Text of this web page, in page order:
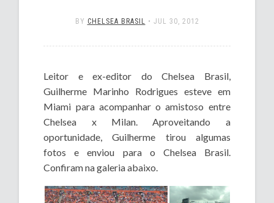
BY CHELSEA BRASIL • JUL 30, 2012
Leitor e ex-editor do Chelsea Brasil,
Guilherme Marinho Rodrigues esteve em
Miami para acompanhar o amistoso entre
Chelsea x Milan. Aproveitando a
oportunidade, Guilherme tirou algumas
fotos e enviou para o Chelsea Brasil.
Confiram na galeria abaixo.